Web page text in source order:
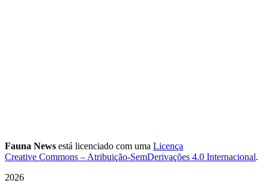
Fauna News está licenciado com uma Licença
Creative Commons – Atribuição-SemDerivações 4.0 Internacional.
2026